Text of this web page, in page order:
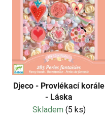
Djeco - Provlékací korále
- Láska
Skladem (5 ks)